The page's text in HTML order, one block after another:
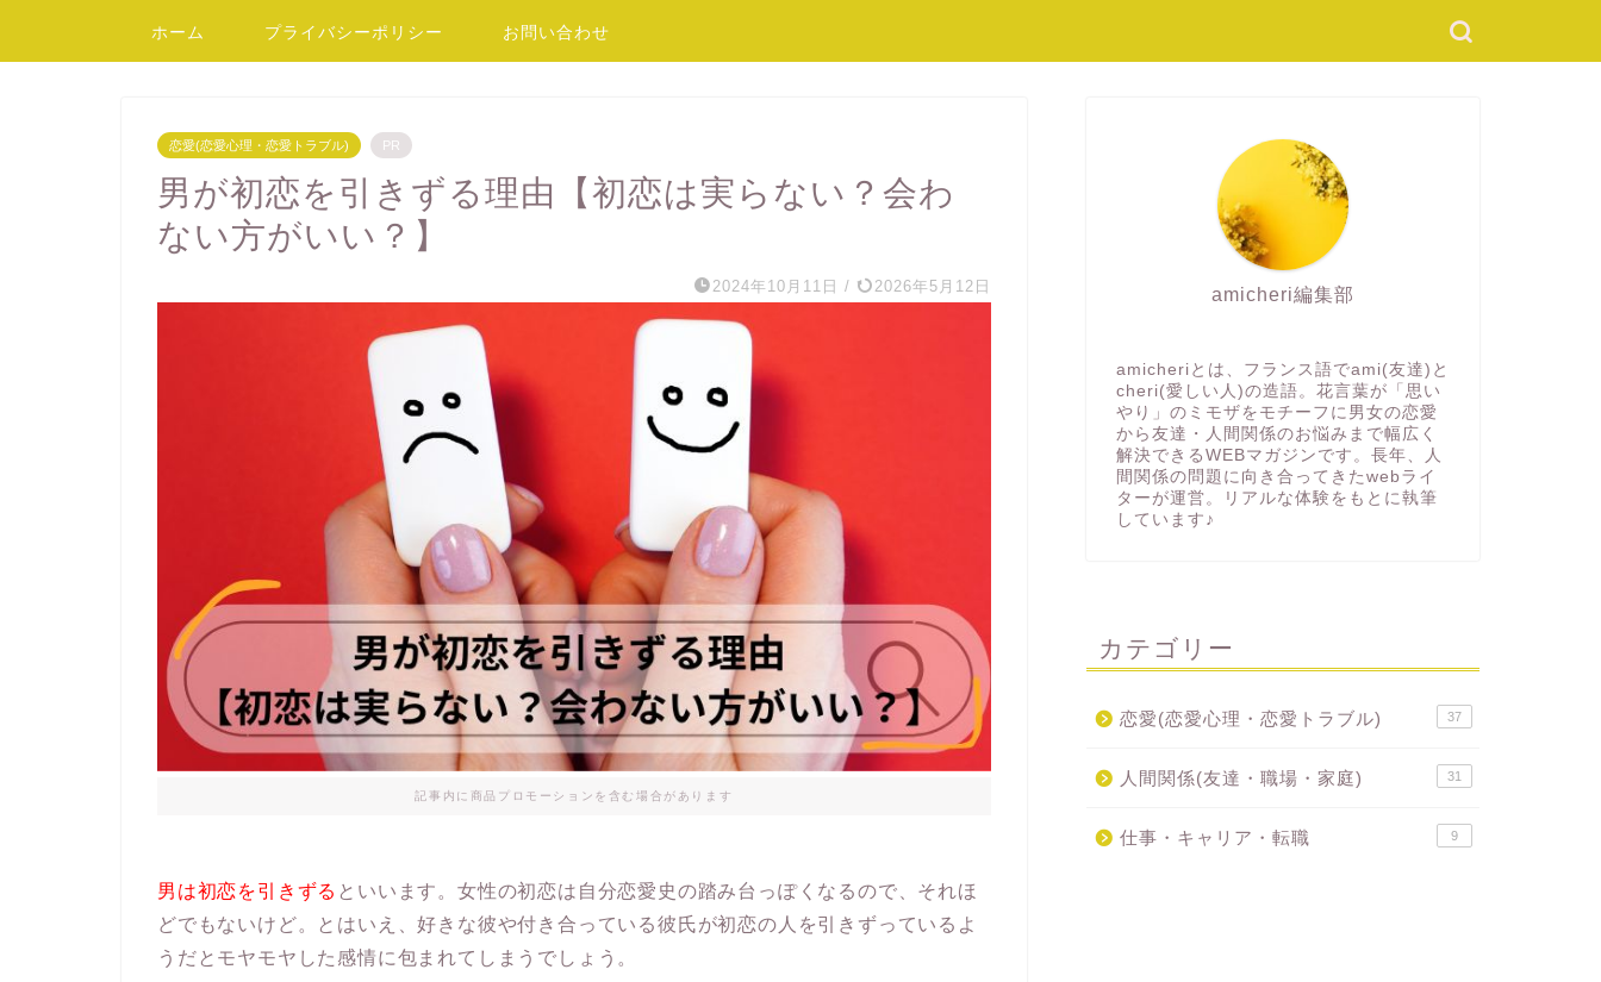
ホーム プライバシーポリシー お問い合わせ
恋愛(恋愛心理・恋愛トラブル) PR
男が初恋を引きずる理由【初恋は実らない？会わ
ない方がいい？】
2024年10月11日 / 2026年5月12日
記事内に商品プロモーションを含む場合があります
男は初恋を引きずる といいます。女性の初恋は自分恋愛史の踏み台っぽくなるので、それほ
どでもないけど。とはいえ、好きな彼や付き合っている彼氏が初恋の人を引きずっているよ
うだとモヤモヤした感情に包まれてしまうでしょう。
amicheri編集部
amicheriとは、フランス語でami(友達)と
cheri(愛しい人)の造語。花言葉が「思い
やり」のミモザをモチーフに男女の恋愛
から友達・人間関係のお悩みまで幅広く
解決できるWEBマガジンです。長年、人
間関係の問題に向き合ってきたwebライ
ターが運営。リアルな体験をもとに執筆
しています♪
カテゴリー
恋愛(恋愛心理・恋愛トラブル) 37
人間関係(友達・職場・家庭) 31
仕事・キャリア・転職 9